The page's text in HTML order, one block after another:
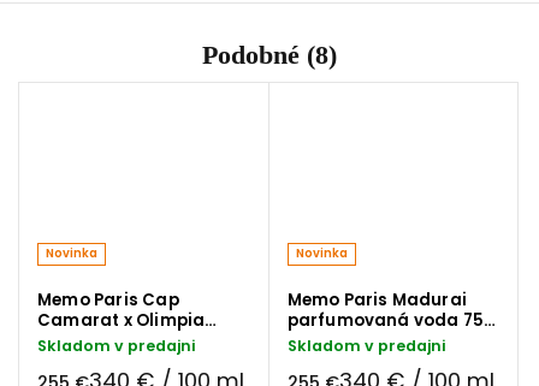
Podobné (8)
Novinka
Memo Paris Cap
Camarat x Olimpia
Zagnoli parfumovaná
voda 75 ml
Skladom v predajni
Novinka
Memo Paris Madurai
parfumovaná voda 75
ml
Skladom v predajni